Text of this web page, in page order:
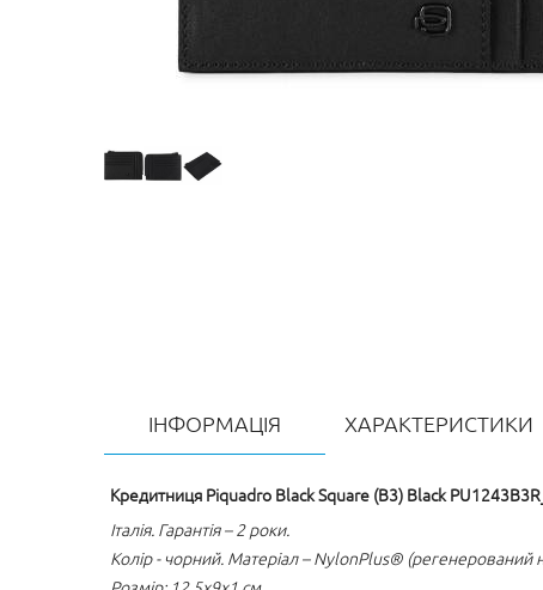
ІНФОРМАЦІЯ ХАРАКТЕРИСТИКИ
Кредитниця Piquadro Black Square (B3) Black
Італія. Гарантія – 2 роки.
Колір - чорний. Матеріал – NylonPlus® (регенерований